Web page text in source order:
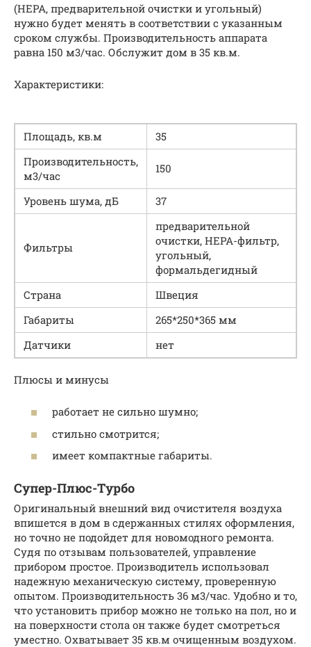
(НЕРА, предварительной очистки и угольный)
нужно будет менять в соответствии с указанным
сроком службы. Производительность аппарата
равна 150 м3/час. Обслужит дом в 35 кв.м.
Характеристики:
Площадь, кв.м
35
Производительность,
м3/час
150
Уровень шума, дБ 37
Фильтры
предварительной
очистки, НЕРА-фильтр,
угольный,
формальдегидный
Страна
Швеция
Габариты
265*250*365 мм
Датчики
нет
Плюсы и минусы
работает не сильно шумно;
стильно смотрится;
имеет компактные габариты.
Супер-Плюс-Турбо
Оригинальный внешний вид очистителя воздуха
впишется в дом в сдержанных стилях оформления,
но точно не подойдет для новомодного ремонта.
Судя по отзывам пользователей, управление
прибором простое. Производитель использовал
надежную механическую систему, проверенную
опытом. Производительность 36 м3/час. Удобно и то,
что установить прибор можно не только на пол, но и
на поверхности стола он также будет смотреться
уместно. Охватывает 35 кв.м очищенным воздухом.